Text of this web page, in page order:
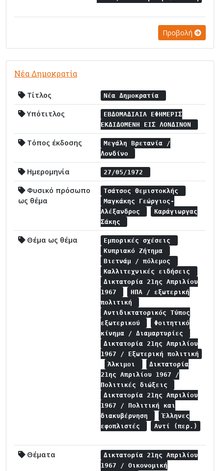
Προβολή
Νέα Δημοκρατία
Τίτλος Νέα Δημοκρατία
Υπότιτλος
ΕΒΔΟΜΑΔΙΑΙΑ ΕΦΗΜΕΡΙΣ
ΕΚΔΙΔΟΜΕΝΗ ΕΙΣ ΛΟΝΔΙΝΟΝ
Τόπος έκδοσης
Μεγάλη Βρετανία /
Λονδίνο
Ημερομηνία 27/05/1972
Φυσικό πρόσωπο
ως θέμα
Τσάτσος Θεμιστοκλής
Μαγκάκης Γεώργιος-
Αλέξανδρος
Καράγιωργας
Σάκης
Θέμα ως θέμα
Εμπορικές σχέσεις
Κυπριακό Ζήτημα
Βιετνάμ / πόλεμος
Καλλιτεχνικές ειδήσεις
Δικτατορία 21ης Απριλίου
1967
ΗΠΑ / εξωτερική
πολιτική
Αντιδικτατορικός Τύπος
εξωτερικού
Φοιτητικό
κίνημα / Διαμαρτυρίες
Δικτατορία 21ης Απριλίου
1967 / Εξωτερική πολιτική
Άλκιμοι
Δικτατορία
21ης Απριλίου 1967 /
Πολιτικές διώξεις
Δικτατορία 21ης Απριλίου
1967 / Πολιτική και
διακυβέρνηση
Έλληνες
εφοπλιστές
Αντί (περ.)
Θέματα
Δικτατορία 21ης Απριλίου
1967 / Οικονομική